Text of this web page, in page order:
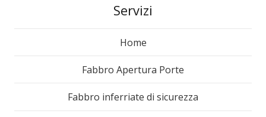
Servizi
Home
Fabbro Apertura Porte
Fabbro inferriate di sicurezza